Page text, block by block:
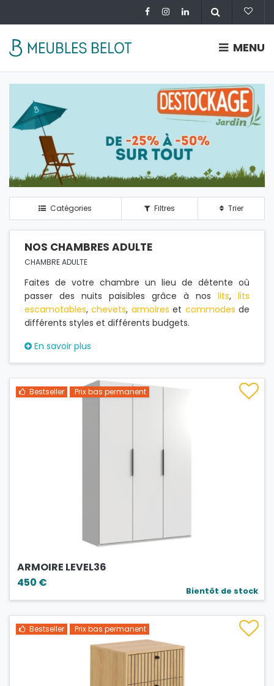
MENU
Catégories Filtres Trier
NOS CHAMBRES ADULTE
CHAMBRE ADULTE
Faites de votre chambre un lieu de détente où
passer des nuits paisibles grâce à nos lits, lits
escamotables,chevets, armoires et commodes de
différents styles et différents budgets.
En savoir plus
Bestseller Prix bas permanent
ARMOIRE LEVEL36
450 €
Bientôt de stock
Bestseller Prix bas permanent